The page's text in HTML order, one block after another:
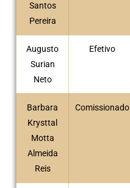
Santos
Pereira
Augusto
Surian
Neto
Efetivo
Barbara
Krysttal
Motta
Almeida
Reis
Comissionado